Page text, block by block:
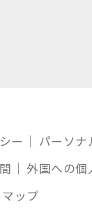
ー
パーソナ
外国への個
ップ